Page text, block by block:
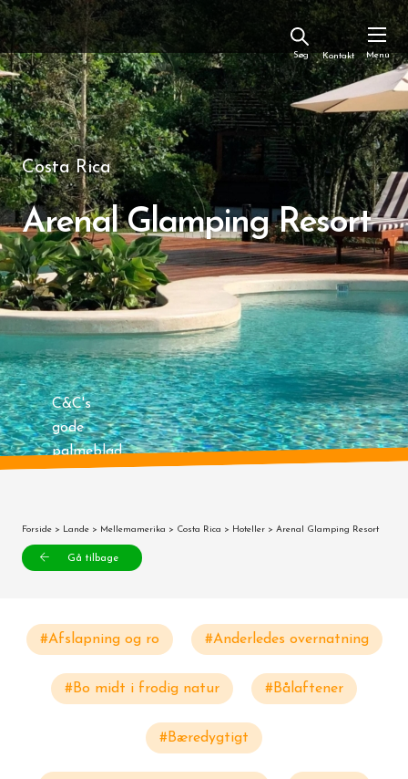
Kontakt
Costa Rica
Arenal Glamping Resort
C&C's
gode
palmeblad
Forside > Lande > Mellemamerika > Costa Rica > Hoteller > Arenal Glamping Resort
Gå tilbage
#Afslapning og ro #Anderledes overnatning
#Bo midt i frodig natur #Bålaftener
#Bæredygtigt